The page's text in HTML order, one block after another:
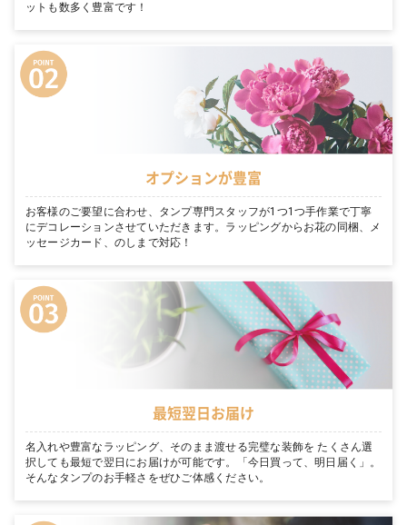
ットも数多く豊富です！
オプションが豊富
お客様のご要望に合わせ、タンプ専門スタッフが1つ1つ手作業で丁寧
にデコレーションさせていただきます。ラッピングからお花の同梱、メ
ッセージカード、のしまで対応！
最短翌日お届け
名入れや豊富なラッピング、そのまま渡せる完璧な装飾を たくさん選
択しても最短で翌日にお届けが可能です。「今日買って、明日届く」。
そんなタンプのお手軽さをぜひご体感ください。